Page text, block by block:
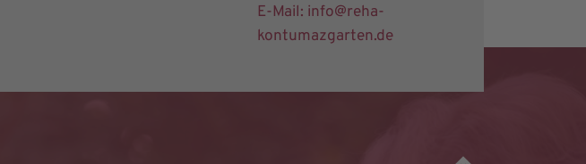
E-Mail: info@reha-
kontumazgarten.de